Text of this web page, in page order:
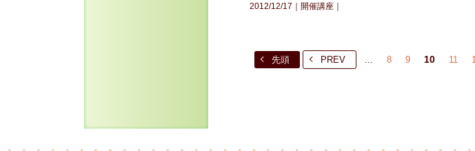
2012/12/17｜ 開催講座
先頭 PREV 8 9 10 11